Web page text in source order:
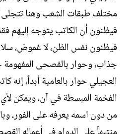
مختلف طبقات الشعب وهنا تتجلى
فيظنون أن الكاتب يتوجه إليهم
فيظنون نفس الظن، لا غموض،
جذاب، وحوار بالفصحى المفهومة
العجيلي حوار بالعامية أبداً، إنه
الفخمة المبسطة في آن، ويمكن
من دون اسمه يعرفه على الفور،